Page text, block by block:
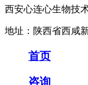
西安心连心生物技
地址：陕西省西咸
首页
咨询